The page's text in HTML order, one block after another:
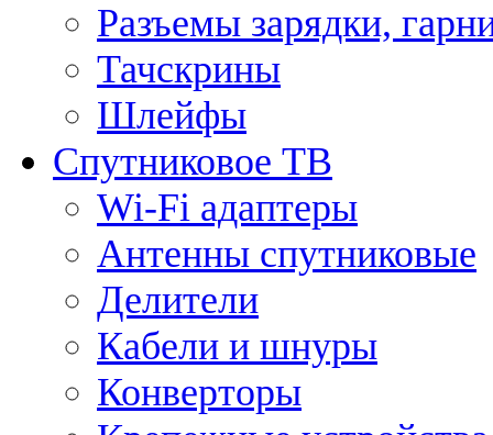
Разъемы зарядки,
Тачскрины
Шлейфы
Спутниковое ТВ
Wi-Fi адаптеры
Антенны спутниковые
Делители
Кабели и шнуры
Конверторы